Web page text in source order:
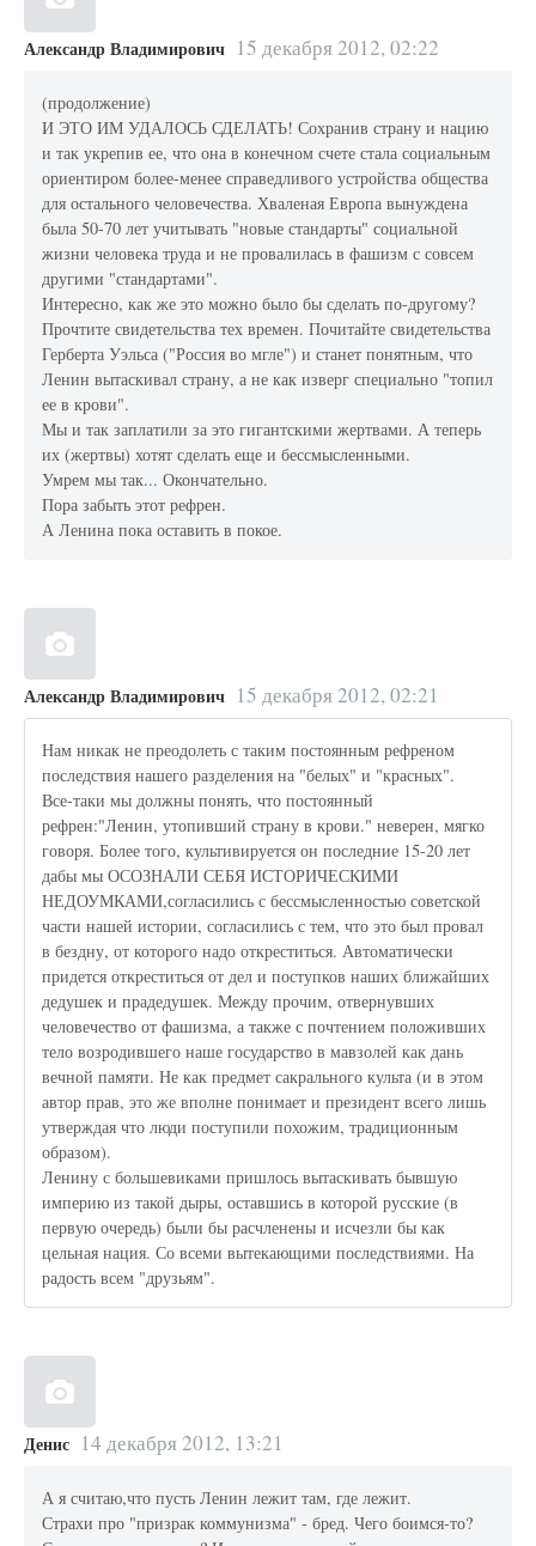
Александр Владимирович 15 декабря 2012, 02:22
(продолжение)
И ЭТО ИМ УДАЛОСЬ СДЕЛАТЬ! Сохранив страну и нацию
и так укрепив ее, что она в конечном счете стала социальным
ориентиром более-менее справедливого устройства общества
для остального человечества. Хваленая Европа вынуждена
была 50-70 лет учитывать "новые стандарты" социальной
жизни человека труда и не провалилась в фашизм с совсем
другими "стандартами".
Интересно, как же это можно было бы сделать по-другому?
Прочтите свидетельства тех времен. Почитайте свидетельства
Герберта Уэльса ("Россия во мгле") и станет понятным, что
Ленин вытаскивал страну, а не как изверг специально "топил
ее в крови".
Мы и так заплатили за это гигантскими жертвами. А теперь
их (жертвы) хотят сделать еще и бессмысленными.
Умрем мы так... Окончательно.
Пора забыть этот рефрен.
А Ленина пока оставить в покое.
Александр Владимирович 15 декабря 2012, 02:21
Нам никак не преодолеть с таким постоянным рефреном
последствия нашего разделения на "белых" и "красных".
Все-таки мы должны понять, что постоянный
рефрен:"Ленин, утопивший страну в крови." неверен, мягко
говоря. Более того, культивируется он последние 15-20 лет
дабы мы ОСОЗНАЛИ СЕБЯ ИСТОРИЧЕСКИМИ
НЕДОУМКАМИ,согласились с бессмысленностью советской
части нашей истории, согласились с тем, что это был провал
в бездну, от которого надо откреститься. Автоматически
придется откреститься от дел и поступков наших ближайших
дедушек и прадедушек. Между прочим, отвернувших
человечество от фашизма, а также с почтением положивших
тело возродившего наше государство в мавзолей как дань
вечной памяти. Не как предмет сакрального культа (и в этом
автор прав, это же вполне понимает и президент всего лишь
утверждая что люди поступили похожим, традиционным
образом).
Ленину с большевиками пришлось вытаскивать бывшую
империю из такой дыры, оставшись в которой русские (в
первую очередь) были бы расчленены и исчезли бы как
цельная нация. Со всеми вытекающими последствиями. На
радость всем "друзьям".
Денис 14 декабря 2012, 13:21
А я считаю,что пусть Ленин лежит там, где лежит.
Страхи про "призрак коммунизма" - бред. Чего боимся-то?